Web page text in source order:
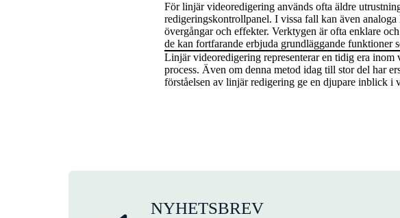
För linjär videoredigering används ofta äldre
redigeringskontrollpanel. I vissa fall kan även
övergångar och effekter. Verktygen är ofta enklare
de kan fortfarande erbjuda grundläggande
Linjär videoredigering representerar en tidig era
process. Även om denna metod idag till stor del har
förståelsen av linjär redigering ge en djupare inblick i
NYHETSBREV